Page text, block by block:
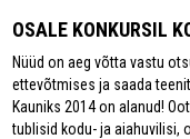
OSALE KONKURSIL
Nüüd on aeg võtta vastu
ettevõtmises ja saada
Kauniks 2014 on alanud!
tublisid kodu- ja aiahuvilisi,